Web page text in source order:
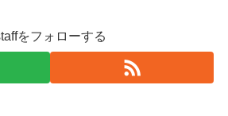
をフォローする